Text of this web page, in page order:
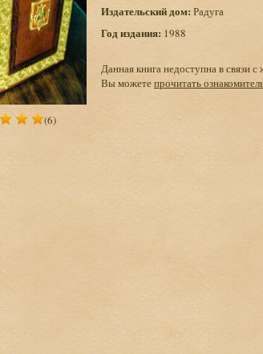
(6)
Издательский дом: Радуга
Год издания: 1988
Данная книга недоступна в связи
Вы можетепрочитать